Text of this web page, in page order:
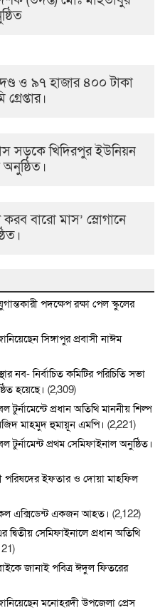
ও ৯৭ হাজার ৪০০ টাকা
সড়কে খিদিরপুর ইউনিয়ন
বারো মাস’ স্লোগানে
পদক্ষেপ রক্ষা পেল স্কুলের
সিঙ্গাপুর প্রবাসী নাঈম
নব- নির্বাচিত কমিটির পরিচিতি সভা
হয়েছে। (2,309)
প্রধান অতিথি মাননীয় শিল্প
মাহমুদ হুমায়ূন এমপি। (2,221)
টুর্নামেন্ট প্রথম সেমিফাইনাল অনুষ্ঠিত।
পরিষদের ইফতার ও দোয়া মাহফিল
এক্সিডেন্ট একজন আহত। (2,122)
দ্বিতীয় সেমিফাইনালে প্রধান অতিথি
জানাই পবিত্র ঈদুল ফিতরের
মনোহরদী উপজেলা প্রেস